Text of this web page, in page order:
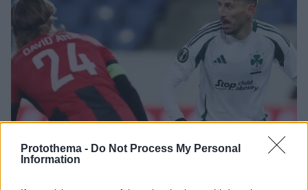
Protothema - Do Not Process My Personal
Information